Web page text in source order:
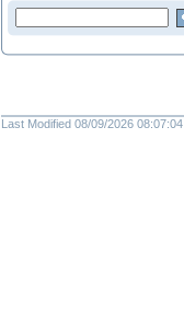
Last Modified 08/09/2026 08:07:04